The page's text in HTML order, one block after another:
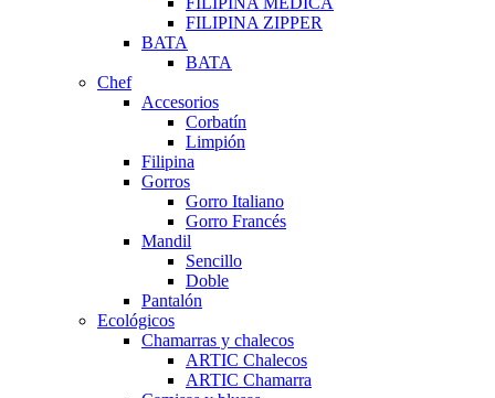
FILIPINA ZIPPER
BATA
BATA
Chef
Accesorios
Corbatín
Limpión
Filipina
Gorros
Gorro Italiano
Gorro Francés
Mandil
Sencillo
Doble
Pantalón
Ecológicos
Chamarras y chalecos
ARTIC Chalecos
ARTIC Chamarra